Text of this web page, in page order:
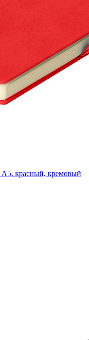
красный, кремовый